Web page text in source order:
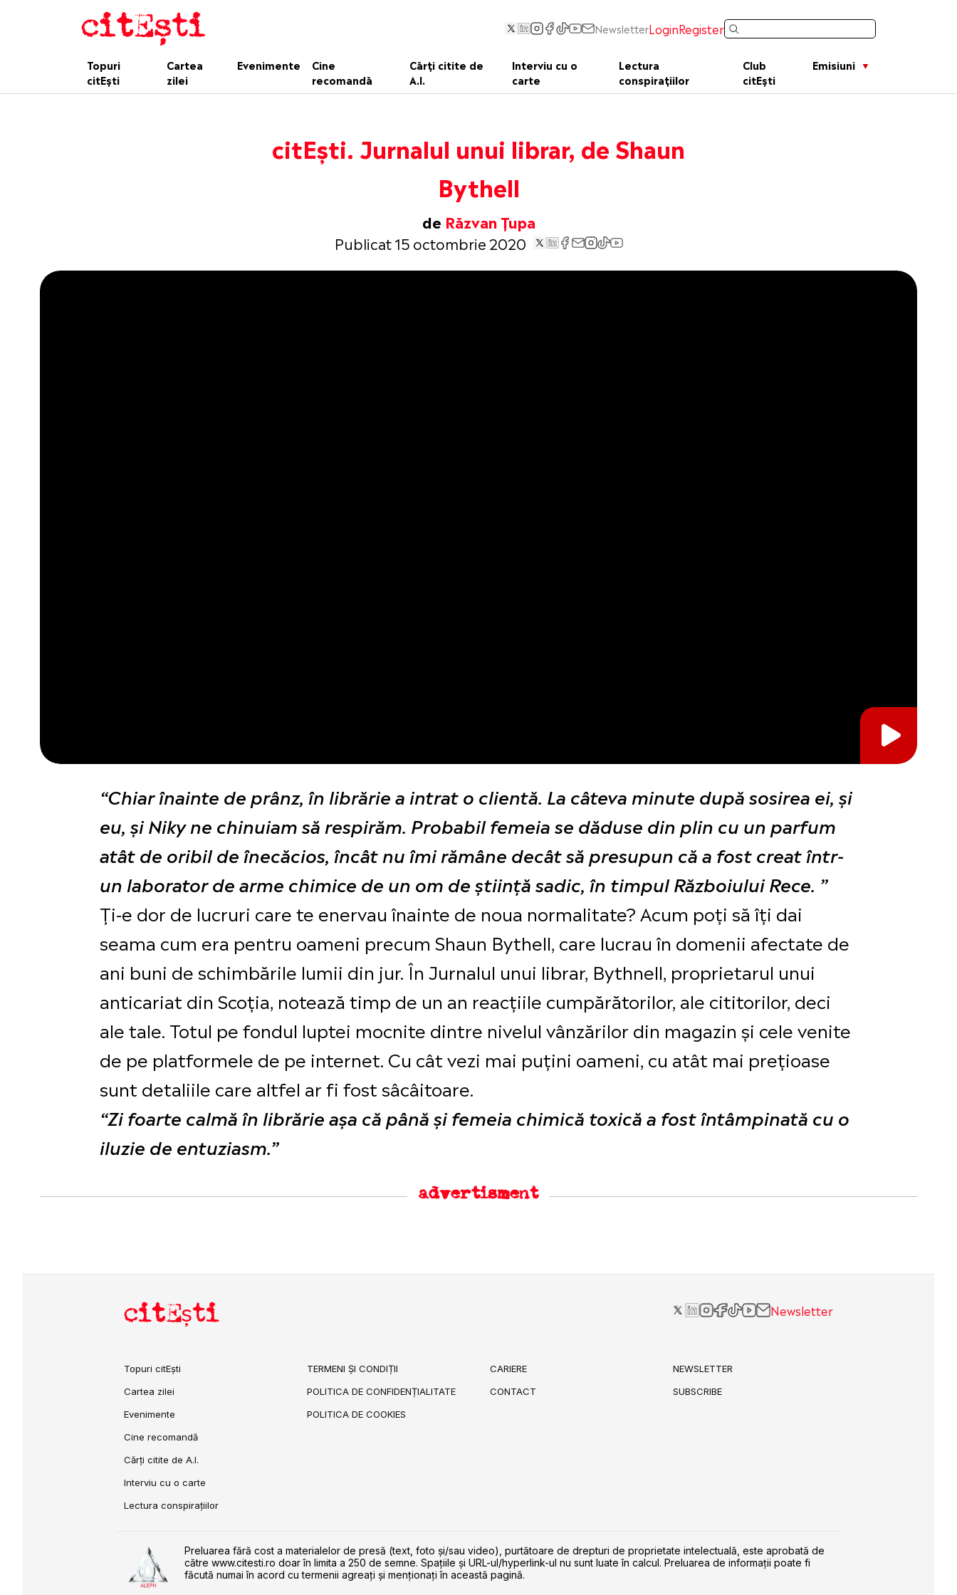
NewsletterLoginRegister
Topuri
citEști
Cartea
zilei
Evenimente
Cine
recomandă
Cărți citite de
A.I.
Interviu cu o
carte
Lectura
conspirațiilor
Club
citEști
Emisiuni
citEști. Jurnalul unui librar, de Shaun
Bythell
de Răzvan Țupa
Publicat 15 octombrie 2020
“Chiar înainte de prânz, în librărie a intrat o clientă. La câteva minute după sosirea ei, și
eu, și Niky ne chinuiam să respirăm. Probabil femeia se dăduse din plin cu un parfum
atât de oribil de înecăcios, încât nu îmi rămâne decât să presupun că a fost creat într-
un laborator de arme chimice de un om de știință sadic, în timpul Războiului Rece. ”
Ți-e dor de lucruri care te enervau înainte de noua normalitate? Acum poți să îți dai
seama cum era pentru oameni precum Shaun Bythell, care lucrau în domenii afectate de
ani buni de schimbările lumii din jur. În Jurnalul unui librar, Bythnell, proprietarul unui
anticariat din Scoția, notează timp de un an reacțiile cumpărătorilor, ale cititorilor, deci
ale tale. Totul pe fondul luptei mocnite dintre nivelul vânzărilor din magazin și cele venite
de pe platformele de pe internet. Cu cât vezi mai puțini oameni, cu atât mai prețioase
sunt detaliile care altfel ar fi fost sâcâitoare.
“Zi foarte calmă în librărie așa că până și femeia chimică toxică a fost întâmpinată cu o
iluzie de entuziasm.”
advertisment
citEști Newsletter
Topuri citEști
Cartea zilei
Evenimente
Cine recomandă
Cărți citite de A.I.
Interviu cu o carte
Lectura conspirațiilor
TERMENI ȘI CONDIȚII
POLITICA DE CONFIDENȚIALITATE
POLITICA DE COOKIES
CARIERE
CONTACT
NEWSLETTER
SUBSCRIBE
Preluarea fără cost a materialelor de presă (text, foto și/sau video), purtătoare de drepturi de proprietate intelectuală, este aprobată de
către www.citesti.ro doar în limita a 250 de semne. Spaţiile şi URL-ul/hyperlink-ul nu sunt luate în calcul. Preluarea de informaţii poate fi
făcută numai în acord cu termenii agreaţi şi menţionaţi în această pagină.